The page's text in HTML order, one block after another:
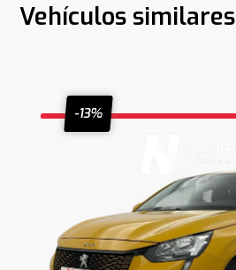
Vehículos similares
-13%